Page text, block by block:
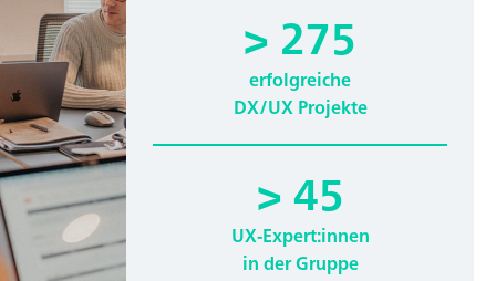
> 275
erfolgreiche
DX/UX Projekte
> 45
UX-Expert:innen
in der Gruppe